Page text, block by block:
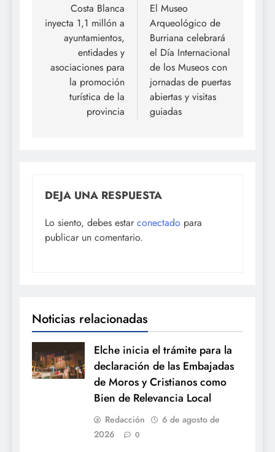
entradas
Costa Blanca
inyecta 1,1 millón a
ayuntamientos,
entidades y
asociaciones para
la promoción
turística de la
provincia
El Museo
Arqueológico de
Burriana celebrará
el Día Internacional
de los Museos con
jornadas de puertas
abiertas y visitas
guiadas
DEJA UNA RESPUESTA
Lo siento, debes estar conectado para
publicar un comentario.
Noticias relacionadas
Elche inicia el trámite para la
declaración de las Embajadas
de Moros y Cristianos como
Bien de Relevancia Local
Redacción
6 de agosto de
2026
0